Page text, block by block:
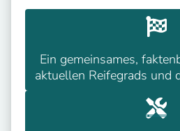
Ein gemeinsames,
aktuellen Reifegrads und